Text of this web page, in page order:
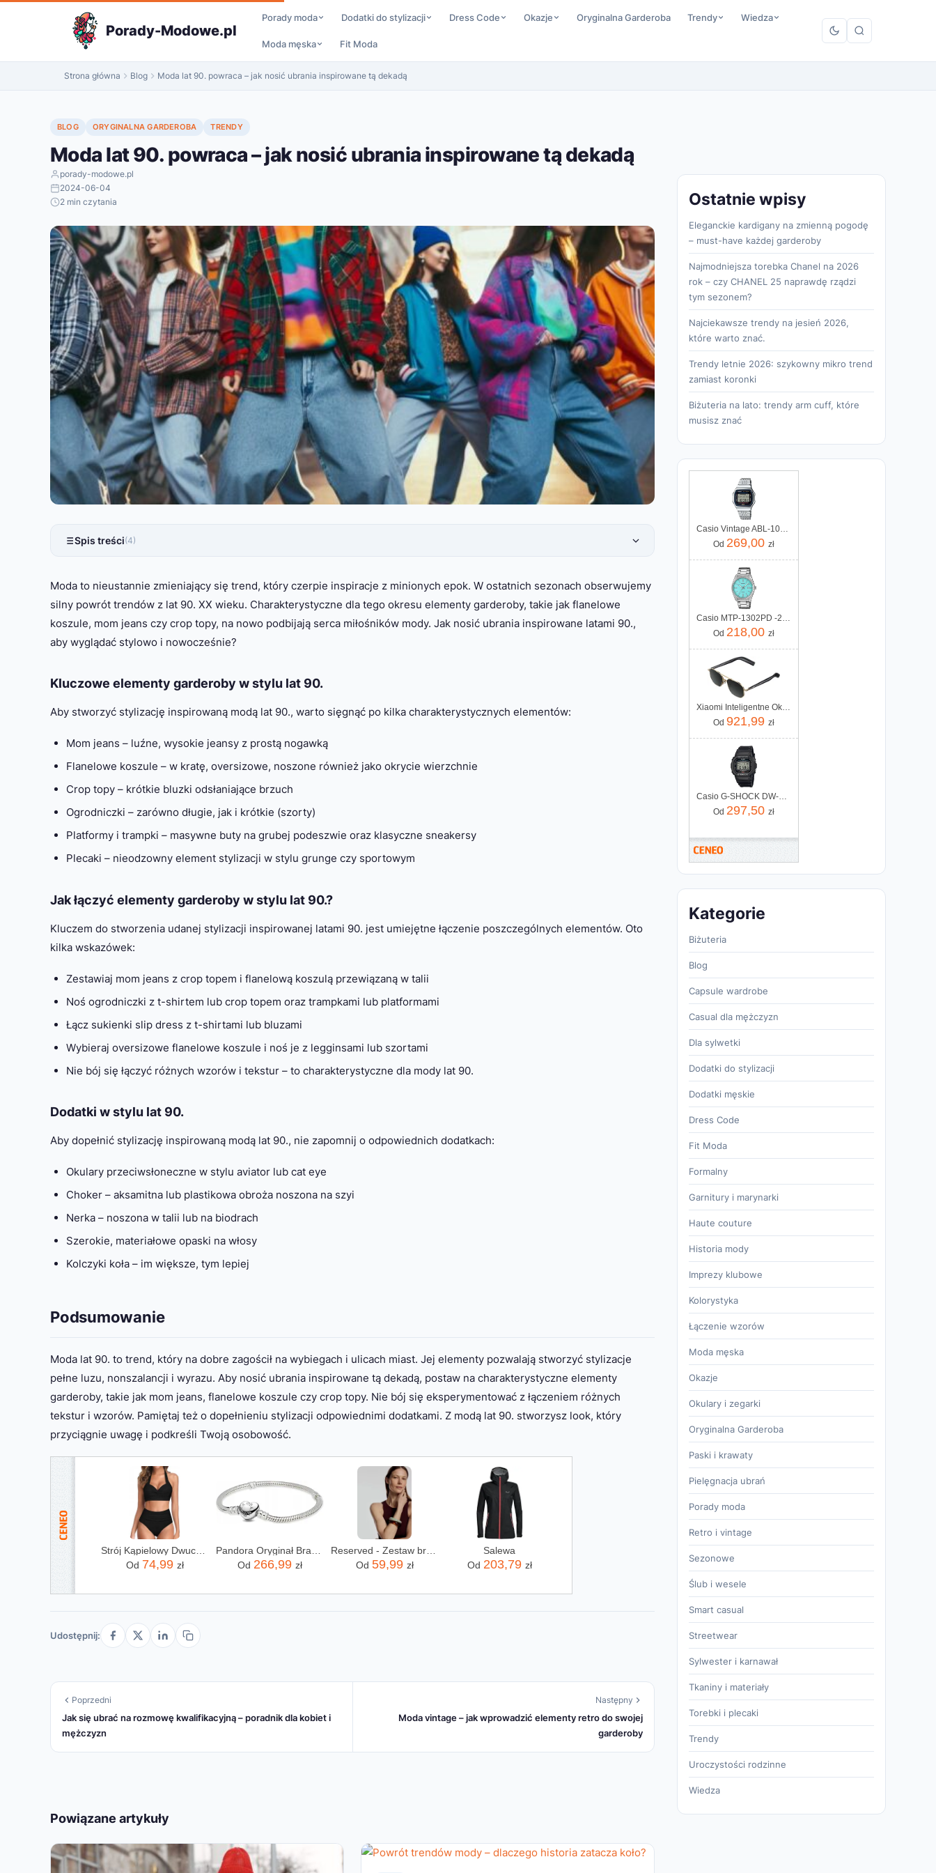
do
Porady-Modowe.pl
Porady moda Dodatki do stylizacji Dress Code Okazje Oryginalna Garderoba Trendy Wiedza
Moda męska Fit Moda
Strona główna Blog Moda lat 90. powraca – jak nosić ubrania inspirowane tą dekadą
BLOG ORYGINALNA GARDEROBA TRENDY
Moda lat 90. powraca – jak nosić ubrania inspirowane tą dekadą
porady-modowe.pl
2024-06-04
2 min czytania
Spis treści(4)
Moda to nieustannie zmieniający się trend, który czerpie inspiracje z minionych epok. W ostatnich sezonach obserwujemy
silny powrót trendów z lat 90. XX wieku. Charakterystyczne dla tego okresu elementy garderoby, takie jak flanelowe
koszule, mom jeans czy crop topy, na nowo podbijają serca miłośników mody. Jak nosić ubrania inspirowane latami 90.,
aby wyglądać stylowo i nowocześnie?
Kluczowe elementy garderoby w stylu lat 90.
Aby stworzyć stylizację inspirowaną modą lat 90., warto sięgnąć po kilka charakterystycznych elementów:
Mom jeans – luźne, wysokie jeansy z prostą nogawką
Flanelowe koszule – w kratę, oversizowe, noszone również jako okrycie wierzchnie
Crop topy – krótkie bluzki odsłaniające brzuch
Ogrodniczki – zarówno długie, jak i krótkie (szorty)
Platformy i trampki – masywne buty na grubej podeszwie oraz klasyczne sneakersy
Plecaki – nieodzowny element stylizacji w stylu grunge czy sportowym
Jak łączyć elementy garderoby w stylu lat 90.?
Kluczem do stworzenia udanej stylizacji inspirowanej latami 90. jest umiejętne łączenie poszczególnych elementów. Oto
kilka wskazówek:
Zestawiaj mom jeans z crop topem i flanelową koszulą przewiązaną w talii
Noś ogrodniczki z t-shirtem lub crop topem oraz trampkami lub platformami
Łącz sukienki slip dress z t-shirtami lub bluzami
Wybieraj oversizowe flanelowe koszule i noś je z legginsami lub szortami
Nie bój się łączyć różnych wzorów i tekstur – to charakterystyczne dla mody lat 90.
Dodatki w stylu lat 90.
Aby dopełnić stylizację inspirowaną modą lat 90., nie zapomnij o odpowiednich dodatkach:
Okulary przeciwsłoneczne w stylu aviator lub cat eye
Choker – aksamitna lub plastikowa obroża noszona na szyi
Nerka – noszona w talii lub na biodrach
Szerokie, materiałowe opaski na włosy
Kolczyki koła – im większe, tym lepiej
Podsumowanie
Moda lat 90. to trend, który na dobre zagościł na wybiegach i ulicach miast. Jej elementy pozwalają stworzyć stylizacje
pełne luzu, nonszalancji i wyrazu. Aby nosić ubrania inspirowane tą dekadą, postaw na charakterystyczne elementy
garderoby, takie jak mom jeans, flanelowe koszule czy crop topy. Nie bój się eksperymentować z łączeniem różnych
tekstur i wzorów. Pamiętaj też o dopełnieniu stylizacji odpowiednimi dodatkami. Z modą lat 90. stworzysz look, który
przyciągnie uwagę i podkreśli Twoją osobowość.
Strój Kąpielowy Dwuczęściowy Kostium Wysoki Stan Boho Bikini Wiązanie L 40
Od 74,99 zł
Od 266,99 zł
Reserved - Zestaw bransoletek - wielobarwny
Od 59,99 zł
Salewa
Od 203,79 zł
Udostępnij:
Poprzedni
Jak się ubrać na rozmowę kwalifikacyjną – poradnik dla kobiet i
mężczyzn
Następny
Moda vintage – jak wprowadzić elementy retro do swojej
garderoby
Powiązane artykuły
Ostatnie wpisy
Eleganckie kardigany na zmienną pogodę
– must-have każdej garderoby
Najmodniejsza torebka Chanel na 2026
rok – czy CHANEL 25 naprawdę rządzi
tym sezonem?
Najciekawsze trendy na jesień 2026,
które warto znać.
Trendy letnie 2026: szykowny mikro trend
zamiast koronki
Biżuteria na lato: trendy arm cuff, które
musisz znać
Casio Vintage ABL-100WE-1AEF
Od 269,00 zł
Casio MTP-1302PD -2A2VEF
Od 218,00 zł
Xiaomi Inteligentne Okulary Mijia Smart Audio Glasses Pilot-Style
Od 921,99 zł
Casio G-SHOCK DW-5600UE-1ER
Od 297,50 zł
Kategorie
Biżuteria
Blog
Capsule wardrobe
Casual dla mężczyzn
Dla sylwetki
Dodatki do stylizacji
Dodatki męskie
Dress Code
Fit Moda
Formalny
Garnitury i marynarki
Haute couture
Historia mody
Imprezy klubowe
Kolorystyka
Łączenie wzorów
Moda męska
Okazje
Okulary i zegarki
Oryginalna Garderoba
Paski i krawaty
Pielęgnacja ubrań
Porady moda
Retro i vintage
Sezonowe
Ślub i wesele
Smart casual
Streetwear
Sylwester i karnawał
Tkaniny i materiały
Torebki i plecaki
Trendy
Uroczystości rodzinne
Wiedza